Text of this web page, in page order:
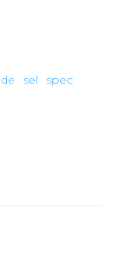
sel
spec